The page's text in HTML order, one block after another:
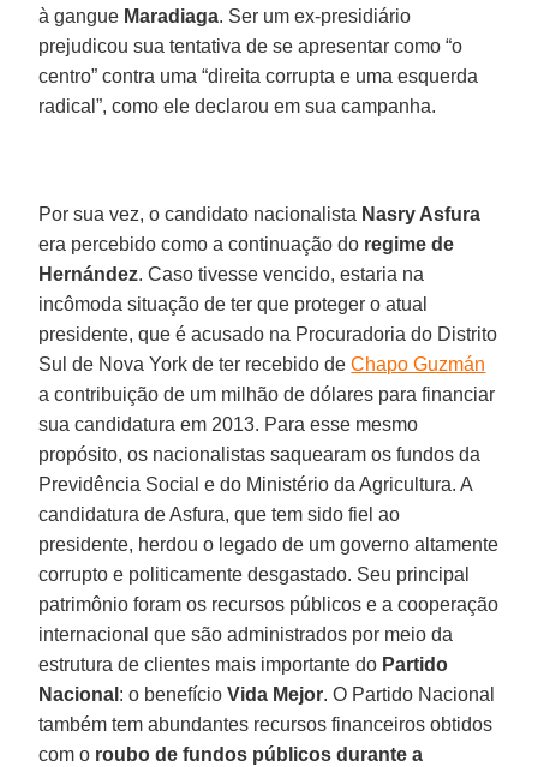
à gangue Maradiaga. Ser um ex-presidiário
prejudicou sua tentativa de se apresentar como “o
centro” contra uma “direita corrupta e uma esquerda
radical”, como ele declarou em sua campanha.
Por sua vez, o candidato nacionalista Nasry Asfura
era percebido como a continuação do regime de
Hernández. Caso tivesse vencido, estaria na
incômoda situação de ter que proteger o atual
presidente, que é acusado na Procuradoria do Distrito
Sul de Nova York de ter recebido deChapo Guzmán
a contribuição de um milhão de dólares para financiar
sua candidatura em 2013. Para esse mesmo
propósito, os nacionalistas saquearam os fundos da
Previdência Social e do Ministério da Agricultura. A
candidatura de Asfura, que tem sido fiel ao
presidente, herdou o legado de um governo altamente
corrupto e politicamente desgastado. Seu principal
patrimônio foram os recursos públicos e a cooperação
internacional que são administrados por meio da
estrutura de clientes mais importante do Partido
Nacional : o benefícioVida Mejor. O Partido Nacional
também tem abundantes recursos financeiros obtidos
com o roubo de fundos públicos durante a